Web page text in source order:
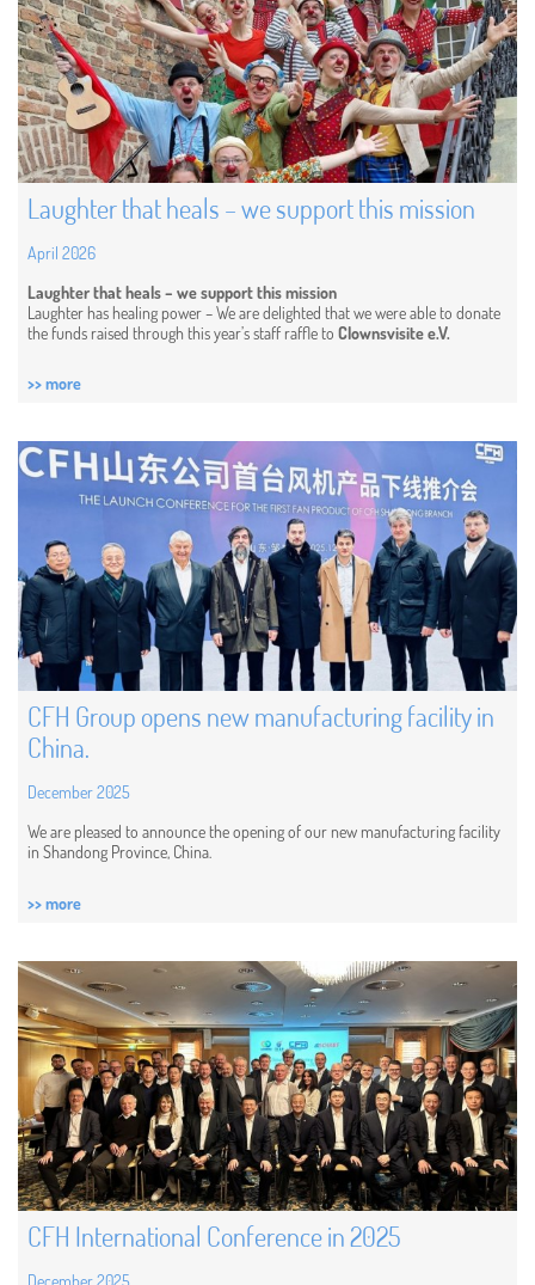
Laughter that heals – we support this mission
April 2026
Laughter that heals – we support this mission
Laughter has healing power – We are delighted that we were able to donate
the funds raised through this year’s staff raffle to Clownsvisite e.V.
>> more
CFH Group opens new manufacturing facility in
China.
December 2025
We are pleased to announce the opening of our new manufacturing facility
in Shandong Province, China.
>> more
CFH International Conference in 2025
December 2025